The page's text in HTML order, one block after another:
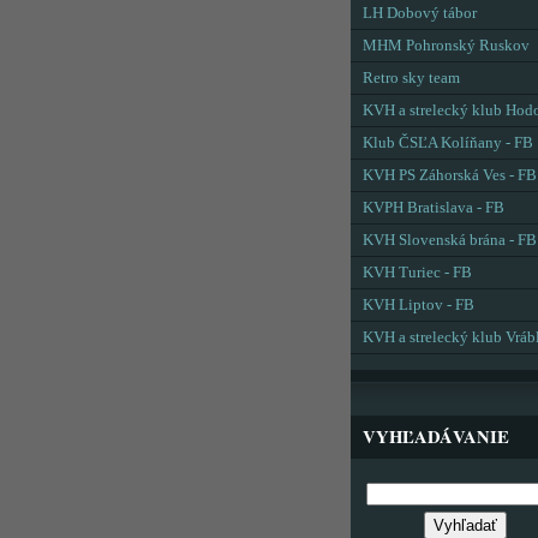
LH Dobový tábor
MHM Pohronský Ruskov
Retro sky team
KVH a strelecký klub
Klub ČSĽA Kolíňany - FB
KVH PS Záhorská Ves - FB
KVPH Bratislava - FB
KVH Slovenská brána - FB
KVH Turiec - FB
KVH Liptov - FB
KVH a strelecký klub
VYHĽADÁVANIE